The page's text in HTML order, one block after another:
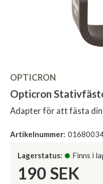
OPTICRON
Opticron
Adapter för att fästa
Artikelnummer:
Lagerstatus: Finns i
190 SEK